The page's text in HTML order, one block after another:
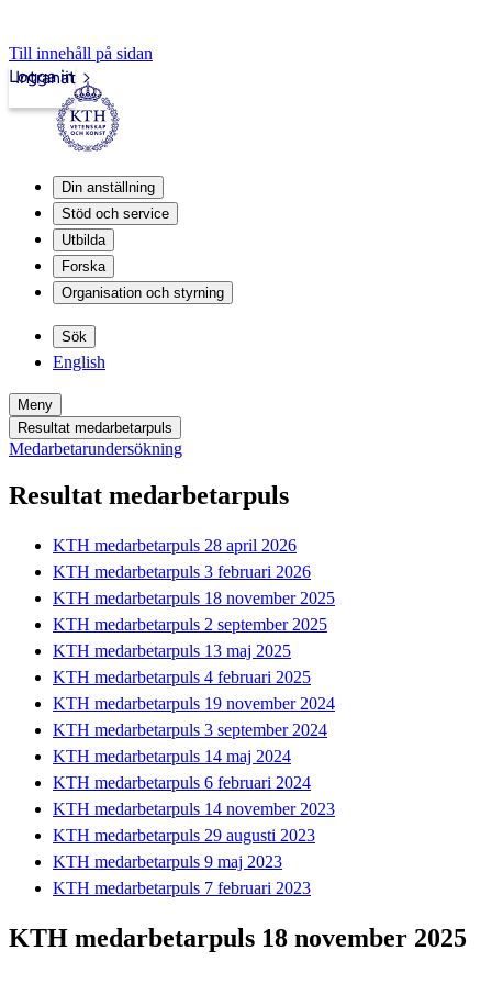
Till innehåll på sidan
Intranät
Logga in
Din anställning
Stöd och service
Utbilda
Forska
Organisation och styrning
Sök
English
Meny
Resultat medarbetarpuls
Medarbetarundersökning
Resultat medarbetarpuls
KTH medarbetarpuls 28 april 2026
KTH medarbetarpuls 3 februari 2026
KTH medarbetarpuls 18 november 2025
KTH medarbetarpuls 2 september 2025
KTH medarbetarpuls 13 maj 2025
KTH medarbetarpuls 4 februari 2025
KTH medarbetarpuls 19 november 2024
KTH medarbetarpuls 3 september 2024
KTH medarbetarpuls 14 maj 2024
KTH medarbetarpuls 6 februari 2024
KTH medarbetarpuls 14 november 2023
KTH medarbetarpuls 29 augusti 2023
KTH medarbetarpuls 9 maj 2023
KTH medarbetarpuls 7 februari 2023
KTH medarbetarpuls 18 november 2025